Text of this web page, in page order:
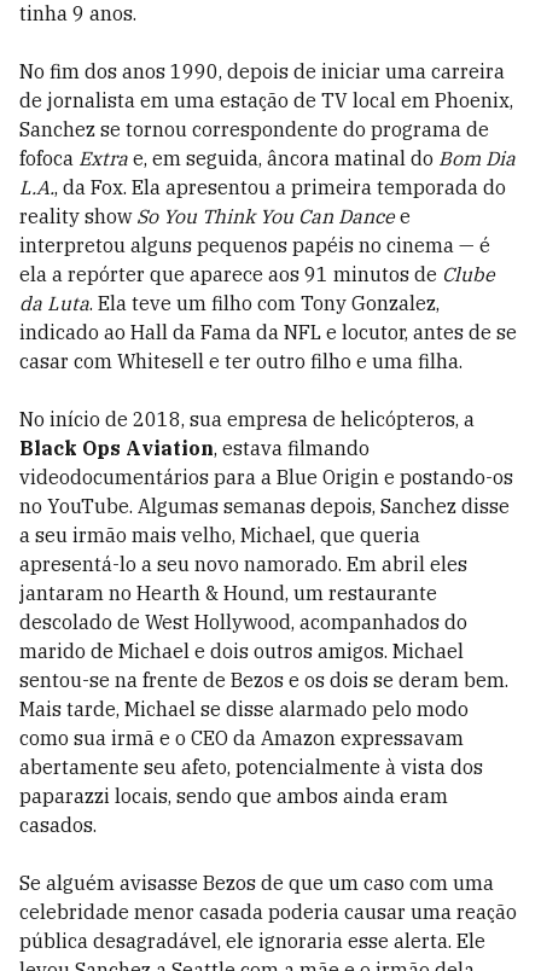
tinha 9 anos.
No fim dos anos 1990, depois de iniciar uma carreira
de jornalista em uma estação de TV local em Phoenix,
Sanchez se tornou correspondente do programa de
fofoca Extra e, em seguida, âncora matinal do Bom Dia
L.A., da Fox. Ela apresentou a primeira temporada do
reality show So You Think You Can Dancee
interpretou alguns pequenos papéis no cinema — é
ela a repórter que aparece aos 91 minutos de Clube
da Luta. Ela teve um filho com Tony Gonzalez,
indicado ao Hall da Fama da NFL e locutor, antes de se
casar com Whitesell e ter outro filho e uma filha.
No início de 2018, sua empresa de helicópteros, a
Black Ops Aviation, estava filmando
videodocumentários para a Blue Origin e postando-os
no YouTube. Algumas semanas depois, Sanchez disse
a seu irmão mais velho, Michael, que queria
apresentá-lo a seu novo namorado. Em abril eles
jantaram no Hearth & Hound, um restaurante
descolado de West Hollywood, acompanhados do
marido de Michael e dois outros amigos. Michael
sentou-se na frente de Bezos e os dois se deram bem.
Mais tarde, Michael se disse alarmado pelo modo
como sua irmã e o CEO da Amazon expressavam
abertamente seu afeto, potencialmente à vista dos
paparazzi locais, sendo que ambos ainda eram
casados.
Se alguém avisasse Bezos de que um caso com uma
celebridade menor casada poderia causar uma reação
pública desagradável, ele ignoraria esse alerta. Ele